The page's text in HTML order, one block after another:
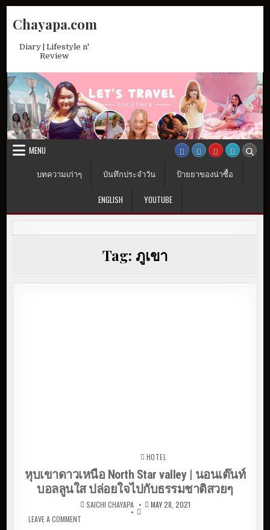
Chayapa.com
Diary | Lifestyle n'
Review
MENU
บทความเก่าๆ
บันทึกประจำวัน ป้ายยาของน่าซื้อ
ENGLISH YOUTUBE
Tag: ภูเขา
HOTEL
หุบเขาดาวเหนือ North Star valley | นอนเต๊นท์
บอลลูนใส ปล่อยใจไปกับธรรมชาติสวยๆ
SAICHI CHAYAPA
MAY 28, 2021
LEAVE A COMMENT